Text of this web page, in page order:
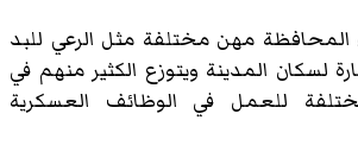
المحافظة مهن مختلفة مثل الرعي للبد
لسكان المدينة ويتوزع الكثير منهم في
للعمل في الوظائف العسكرية